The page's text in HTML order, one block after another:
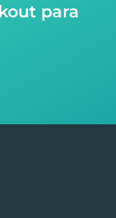
para